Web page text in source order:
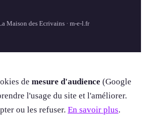
Maison des Ecrivains · m-e-l.fr
de mesure d'audience (Google
l'usage du site et l'améliorer.
ou les refuser. En savoir plus.